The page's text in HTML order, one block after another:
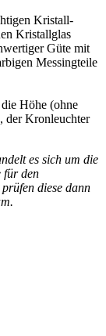
Kristall-
Kristallglas
Güte mit
Messingteile
Höhe (ohne
der Kronleuchter
es sich um die
für den
diese dann